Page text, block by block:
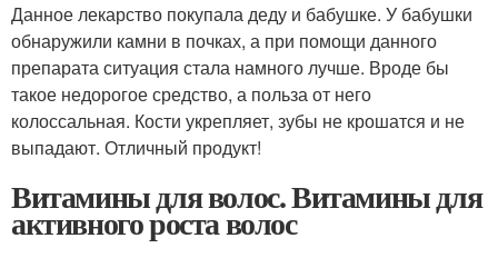
Данное лекарство покупала деду и бабушке. У бабушки
обнаружили камни в почках, а при помощи данного
препарата ситуация стала намного лучше. Вроде бы
такое недорогое средство, а польза от него
колоссальная. Кости укрепляет, зубы не крошатся и не
выпадают. Отличный продукт!
Витамины для волос. Витамины для
активного роста волос